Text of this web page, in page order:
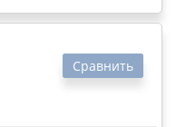
Сравнить